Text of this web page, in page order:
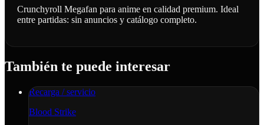
Crunchyroll Megafan para anime en calidad premium. Ideal
entre partidas: sin anuncios y catálogo completo.
También te puede interesar
Recarga / servicio
Blood Strike